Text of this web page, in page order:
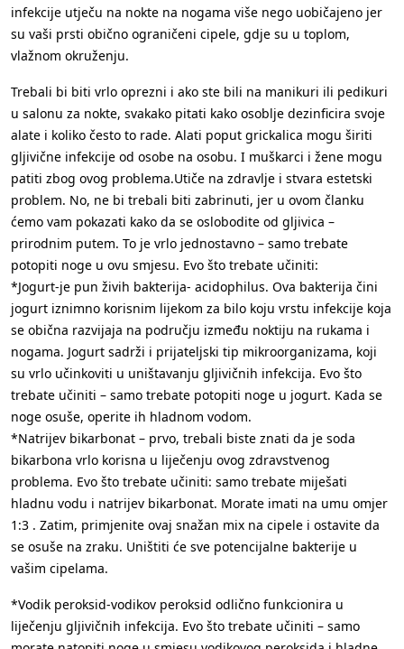
infekcije utječu na nokte na nogama više nego uobičajeno jer
su vaši prsti obično ograničeni cipele, gdje su u toplom,
vlažnom okruženju.
Trebali bi biti vrlo oprezni i ako ste bili na manikuri ili pedikuri
u salonu za nokte, svakako pitati kako osoblje dezinficira svoje
alate i koliko često to rade. Alati poput grickalica mogu širiti
gljivične infekcije od osobe na osobu. I muškarci i žene mogu
patiti zbog ovog problema.Utiče na zdravlje i stvara estetski
problem. No, ne bi trebali biti zabrinuti, jer u ovom članku
ćemo vam pokazati kako da se oslobodite od gljivica –
prirodnim putem. To je vrlo jednostavno – samo trebate
potopiti noge u ovu smjesu. Evo što trebate učiniti:
*Jogurt-je pun živih bakterija- acidophilus. Ova bakterija čini
jogurt iznimno korisnim lijekom za bilo koju vrstu infekcije koja
se obična razvijaja na području između noktiju na rukama i
nogama. Jogurt sadrži i prijateljski tip mikroorganizama, koji
su vrlo učinkoviti u uništavanju gljivičnih infekcija. Evo što
trebate učiniti – samo trebate potopiti noge u jogurt. Kada se
noge osuše, operite ih hladnom vodom.
*Natrijev bikarbonat – prvo, trebali biste znati da je soda
bikarbona vrlo korisna u liječenju ovog zdravstvenog
problema. Evo što trebate učiniti: samo trebate miješati
hladnu vodu i natrijev bikarbonat. Morate imati na umu omjer
1:3 . Zatim, primjenite ovaj snažan mix na cipele i ostavite da
se osuše na zraku. Uništiti će sve potencijalne bakterije u
vašim cipelama.
*Vodik peroksid-vodikov peroksid odlično funkcionira u
liječenju gljivičnih infekcija. Evo što trebate učiniti – samo